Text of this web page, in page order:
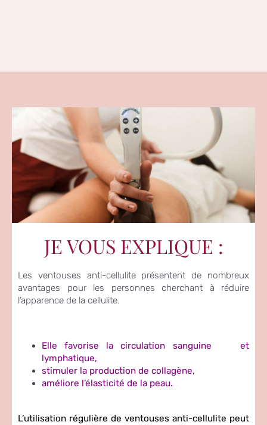
JE VOUS EXPLIQUE :
Les ventouses anti-cellulite présentent de nombreux
avantages pour les personnes cherchant à réduire
l’apparence de la cellulite.
Elle favorise la circulation sanguine et
lymphatique,
stimuler la production de collagène,
améliore l’élasticité de la peau.
L’utilisation régulière de ventouses anti-cellulite peut